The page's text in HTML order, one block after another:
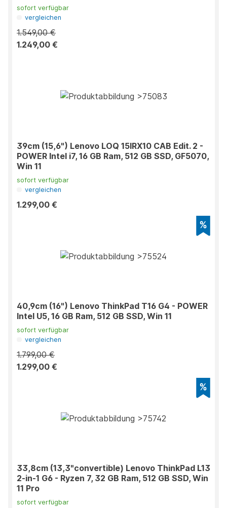
sofort verfügbar
vergleichen
1.549,00 €
1.249,00 €
39cm (15,6") Lenovo LOQ 15IRX10 CAB Edit. 2 -
POWER Intel i7, 16 GB Ram, 512 GB SSD, GF5070,
Win 11
sofort verfügbar
vergleichen
1.299,00 €
40,9cm (16") Lenovo ThinkPad T16 G4 - POWER
Intel U5, 16 GB Ram, 512 GB SSD, Win 11
sofort verfügbar
vergleichen
1.799,00 €
1.299,00 €
33,8cm (13,3"convertible) Lenovo ThinkPad L13
2-in-1 G6 - Ryzen 7, 32 GB Ram, 512 GB SSD, Win
11 Pro
sofort verfügbar